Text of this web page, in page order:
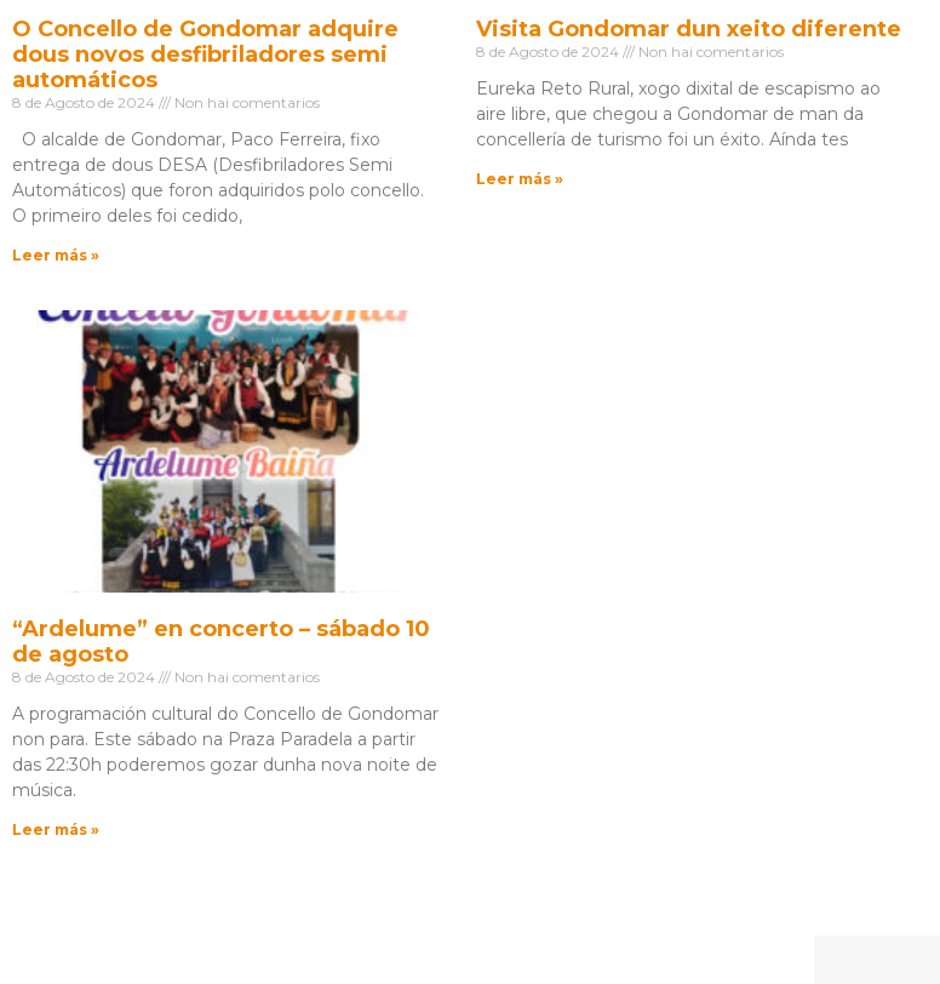
O Concello de Gondomar adquire
dous novos desfibriladores semi
automáticos
8 de Agosto de 2024 Non hai comentarios
O alcalde de Gondomar, Paco Ferreira, fixo
entrega de dous DESA (Desfibriladores Semi
Automáticos) que foron adquiridos polo concello.
O primeiro deles foi cedido,
Leer más »
Visita Gondomar dun xeito diferente
8 de Agosto de 2024 Non hai comentarios
Eureka Reto Rural, xogo dixital de escapismo ao
aire libre, que chegou a Gondomar de man da
concellería de turismo foi un éxito. Aínda tes
Leer más »
“Ardelume” en concerto – sábado 10
de agosto
8 de Agosto de 2024 Non hai comentarios
A programación cultural do Concello de Gondomar
non para. Este sábado na Praza Paradela a partir
das 22:30h poderemos gozar dunha nova noite de
música.
Leer más »